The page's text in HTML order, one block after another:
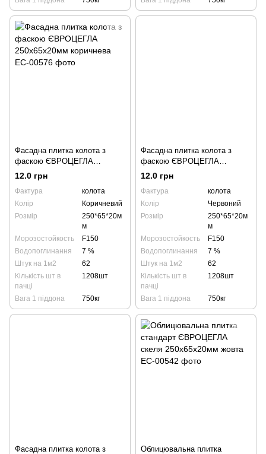
Фасадна плитка колота з
фаскою ЄВРОЦЕГЛА
250х65х20мм коричнева
12.0 грн
Фактура
колота
Колір
Коричневий
Розмір
250*65*20м
м
Морозостойкость
F150
Водопоглинання
7 %
Штук на 1м2
62
Кількість шт в
пачці
1208шт
Вага 1 піддона 750кг
Фасадна плитка колота з
фаскою ЄВРОЦЕГЛА
250х65х20мм червона
12.0 грн
Фактура
колота
Колір
Червоний
Розмір
250*65*20м
м
Морозостойкость
F150
Водопоглинання
7 %
Штук на 1м2
62
Кількість шт в
пачці
1208шт
Вага 1 піддона 750кг
Фасадна плитка колота з
Облицювальна плитка